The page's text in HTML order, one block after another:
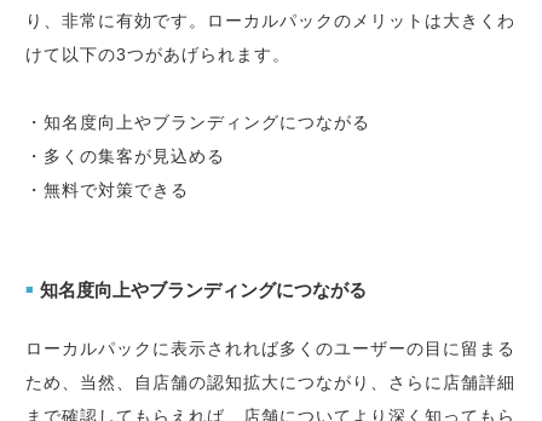
り、非常に有効です。ローカルパックのメリットは大きくわ
けて以下の3つがあげられます。
・知名度向上やブランディングにつながる
・多くの集客が見込める
・無料で対策できる
■ 知名度向上やブランディングにつながる
ローカルパックに表示されれば多くのユーザーの目に留まる
ため、当然、自店舗の認知拡大につながり、さらに店舗詳細
まで確認してもらえれば、店舗についてより深く知ってもら